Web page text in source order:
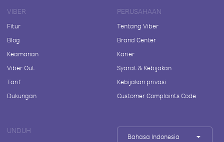
VIBER
Fitur
Blog
Keamanan
Viber Out
Tarif
Dukungan
PERUSAHAAN
Tentang Viber
Brand Center
Karier
Syarat & Kebijakan
Kebijakan privasi
Customer Complaints Code
UNDUH
Bahasa Indonesia